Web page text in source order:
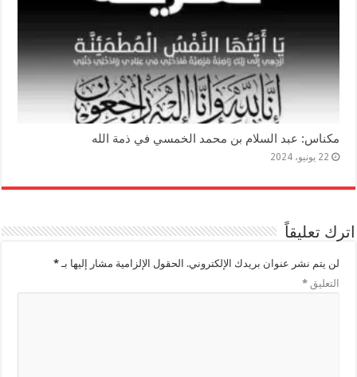
مكناس: عبد السلام بن محمد الخمسي في ذمة الله
22 يونيو، 2024
اترك تعليقاً
لن يتم نشر عنوان بريدك الإلكتروني. الحقول الإلزامية مشار إليها بـ*
التعليق*